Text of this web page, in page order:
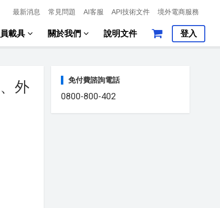
最新消息 常見問題 AI客服 API技術文件 境外電商服務
載具 關於我們 說明文件 登入
外 免付費諮詢電話
0800-800-402